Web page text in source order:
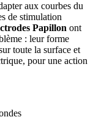
aux courbes du
de stimulation
Papillon ont
: leur forme
toute la surface et
pour une action